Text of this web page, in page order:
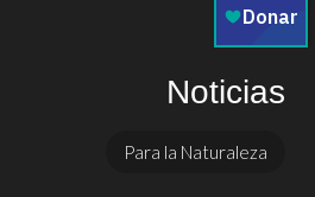
Noticias
Para la Naturaleza